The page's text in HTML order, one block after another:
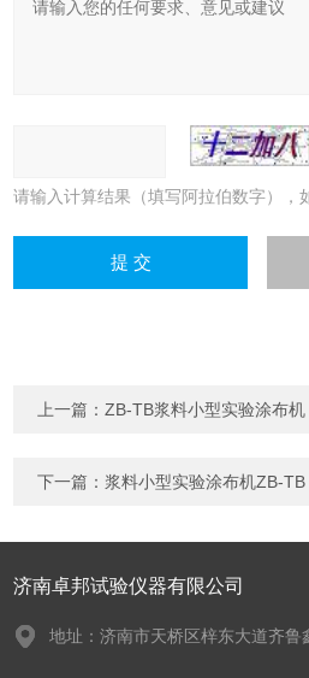
请输入计算结果（填写阿拉伯数字），
上一篇：ZB-TB浆料小型实验涂布机
下一篇： 浆料小型实验涂布机ZB-TB
济南卓邦试验仪器有限公司
地址：济南市天桥区梓东大道齐鲁